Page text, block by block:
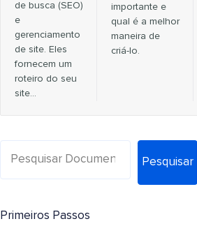
de busca (SEO)
e
gerenciamento
de site. Eles
fornecem um
roteiro do seu
site...
importante e
qual é a melhor
maneira de
criá-lo.
Pesquisar
Primeiros Passos